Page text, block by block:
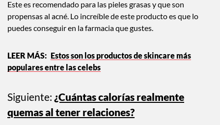
Este es recomendado para las pieles grasas y que son
propensas al acné. Lo increíble de este producto es que lo
puedes conseguir en la farmacia que gustes.
Estos son los productos de skincare más
populares entre las celebs
Siguiente: ¿Cuántas calorías realmente
quemas al tener relaciones?